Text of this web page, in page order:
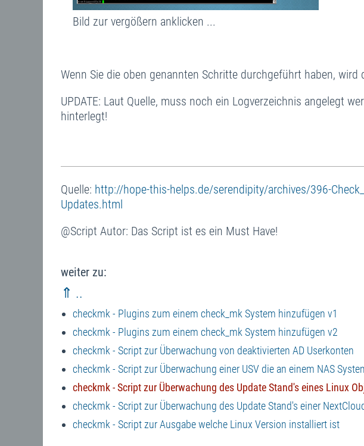
Bild zur vergößern anklicken ...
Wenn Sie die oben genannten Schritte durchgeführt haben,
UPDATE: Laut Quelle, muss noch ein Logverzeichnis angelegt
hinterlegt!
Quelle: http://hope-this-helps.de/serendipity/archives/396-
Updates.html
@Script Autor: Das Script ist es ein Must Have!
weiter zu:
⇑ ..
checkmk - Plugins zum einem check_mk System hinzufügen v1
checkmk - Plugins zum einem check_mk System hinzufügen v2
checkmk - Script zur Überwachung von deaktivierten AD Userkonten
checkmk - Script zur Überwachung einer USV die an einem NAS
checkmk - Script zur Überwachung des Update Stand's eines Linux
checkmk - Script zur Überwachung des Update Stand's einer
checkmk - Script zur Ausgabe welche Linux Version installiert ist